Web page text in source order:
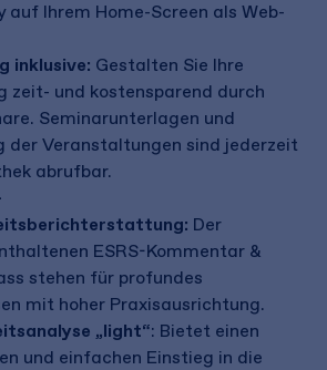
auf Ihrem Home-Screen als Web-
inklusive: Gestalten Sie Ihre
zeit- und kostensparend durch
Seminarunterlagen und
der Veranstaltungen sind jederzeit
abrufbar.
Der
ESRS-Kommentar &
stehen für profundes
mit hoher Praxisausrichtung.
„light“: Bietet einen
und einfachen Einstieg in die